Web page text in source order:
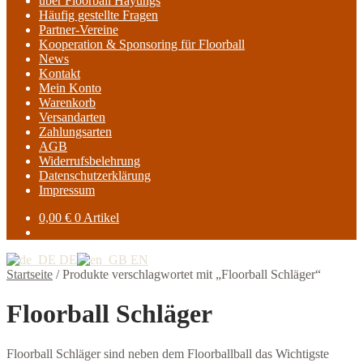
Häufig gestellte Fragen
Partner-Vereine
Kooperation & Sponsoring für Floorball
News
Kontakt
Mein Konto
Warenkorb
Versandarten
Zahlungsarten
AGB
Widerrufsbelehrung
Datenschutzerklärung
Impressum
0,00 € 0 Artikel
DE
EN
Startseite /Produkte verschlagwortet mit „Floorball Schläger“
Floorball Schläger
Floorball Schläger sind neben dem Floorballball das Wichtigste